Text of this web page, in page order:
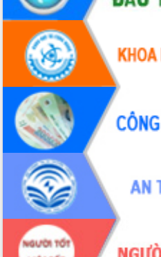
Đắk Lắk ký kết thỏa thuận hợp tác về
chuyển đổi số giai đoạn 2026 – 2030
với Tập đoàn Bưu chính Viễn thông
Việt Nam
Thứ trưởng Bộ Y tế làm việc với tỉnh
Đắk Lắk về phát triển nhân lực y tế
cho trạm y tế cấp xã
Du lịch Đắk Lắk nâng tầm trải nghiệm
du khách thông qua Hệ thống cơ sở dữ
liệu và Bản đồ số
Tập huấn ứng dụng trí tuệ nhân tạo (AI)
trong thương mại điện tử năm 2026
Đoàn đại biểu Quốc hội tỉnh Đắk Lắk
trao đổi thông tin trước Kỳ họp thứ
nhất, Quốc hội khóa XVI
Quyết liệt cải cách hành chính, khơi
thông nguồn lực phát triển